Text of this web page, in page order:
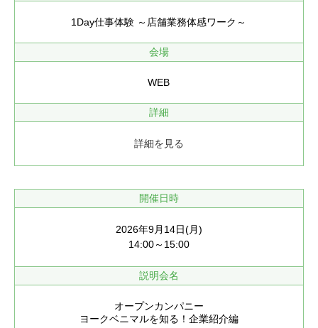
1Day仕事体験 ～店舗業務体感ワーク～
会場
WEB
詳細
詳細を見る
開催日時
2026年9月14日(月)
14:00～15:00
説明会名
オープンカンパニー
ヨークベニマルを知る！企業紹介編